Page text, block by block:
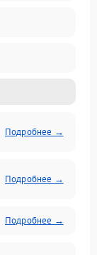
Подробнее →
Подробнее →
Подробнее →